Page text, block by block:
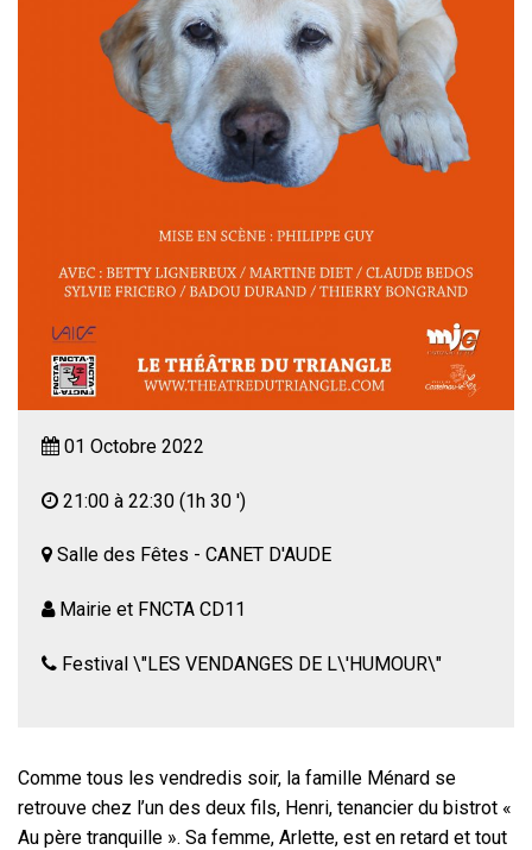
01 Octobre 2022
21:00 à 22:30 (1h 30 ')
Salle des Fêtes - CANET D'AUDE
Mairie et FNCTA CD11
Festival \"LES VENDANGES DE L\'HUMOUR\"
Comme tous les vendredis soir, la famille Ménard se
retrouve chez l’un des deux fils, Henri, tenancier du bistrot «
Au père tranquille ». Sa femme, Arlette, est en retard et tout